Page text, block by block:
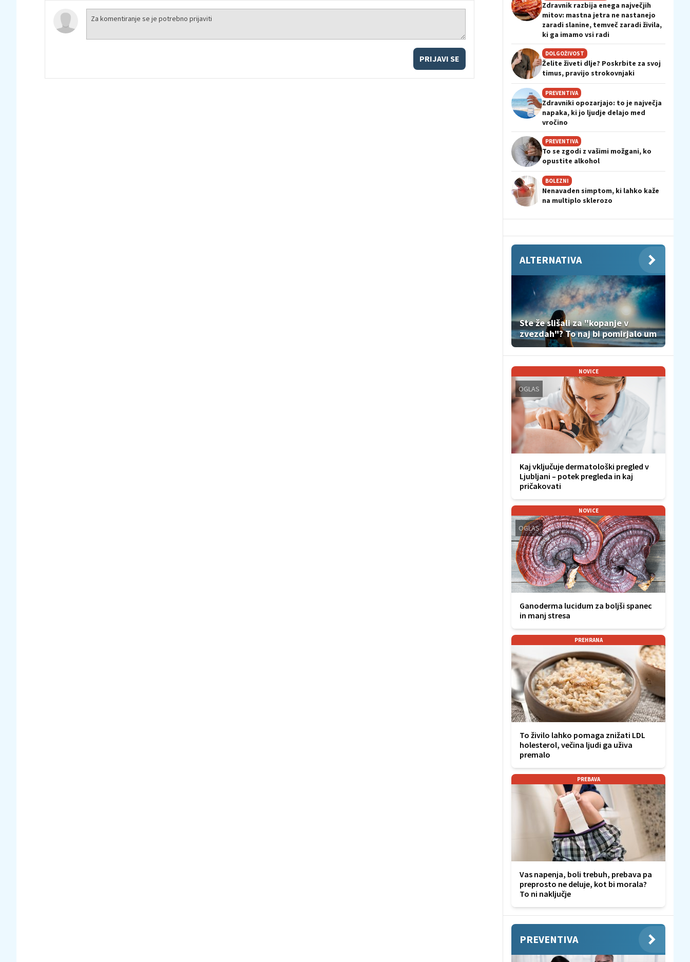
PRIJAVI SE
Zdravnik razbija enega največjih
mitov: mastna jetra ne nastanejo
zaradi slanine, temveč zaradi živila,
ki ga imamo vsi radi
DOLGOŽIVOST
Želite živeti dlje? Poskrbite za svoj
timus, pravijo strokovnjaki
PREVENTIVA
Zdravniki opozarjajo: to je največja
napaka, ki jo ljudje delajo med
vročino
PREVENTIVA
To se zgodi z vašimi možgani, ko
opustite alkohol
BOLEZNI
Nenavaden simptom, ki lahko kaže
na multiplo sklerozo
ALTERNATIVA
Ste že slišali za "kopanje v
zvezdah"? To naj bi pomirjalo um
NOVICE
OGLAS
Kaj vključuje dermatološki pregled v
Ljubljani – potek pregleda in kaj
pričakovati
NOVICE
OGLAS
Ganoderma lucidum za boljši spanec
in manj stresa
PREHRANA
To živilo lahko pomaga znižati LDL
holesterol, večina ljudi ga uživa
premalo
PREBAVA
Vas napenja, boli trebuh, prebava pa
preprosto ne deluje, kot bi morala?
To ni naključje
PREVENTIVA